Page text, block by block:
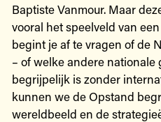
Baptiste Vanmour. Maar
vooral het speelveld van
begint je af te vragen of de
– of welke andere nationale
begrijpelijk is zonder
kunnen we de Opstand
wereldbeeld en de